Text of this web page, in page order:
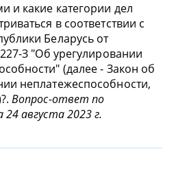
и какие категории дел
в соответствии с
Беларусь от
З "Об урегулировании
(далее - Закон об
неплатежеспособности,
Вопрос-ответ по
августа 2023 г.